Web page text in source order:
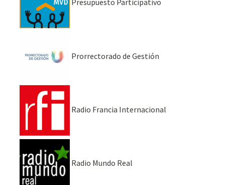
Presupuesto Participativo
Prorrectorado de Gestión
Radio Francia Internacional
Radio Mundo Real